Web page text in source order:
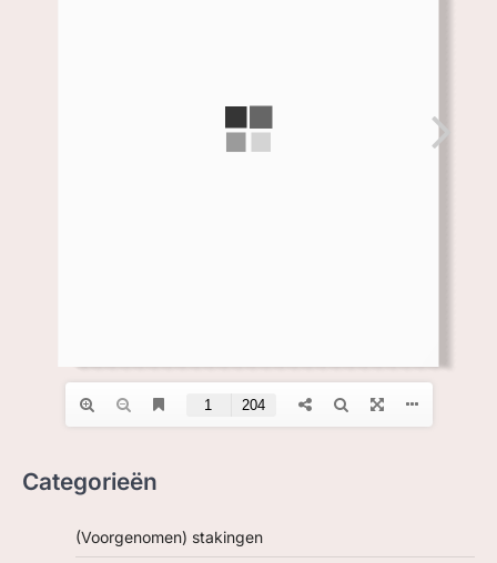
Categorieën
(Voorgenomen) stakingen